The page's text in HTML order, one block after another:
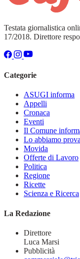
Testata giornalistica
17/2018. Direttore
Categorie
ASUGI informa
Appelli
Cronaca
Eventi
Il Comune
Lo abbiamo
Movida
Offerte di Lavoro
Politica
Regione
Ricette
Scienza e Ricerca
La Redazione
Direttore
Luca Marsi
Pubblicità